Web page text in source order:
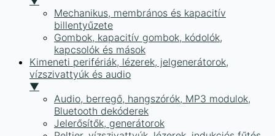
Mechanikus, membrános és kapacitív
billentyűzete
Gombok, kapacitív gombok, kódolók,
kapcsolók és mások
Kimeneti perifériák, lézerek, jelgenerátorok,
vízszivattyúk és audio
▼
Audio, berregő, hangszórók, MP3 modulok,
Bluetooth dekóderek
Jelerősítők, generátorok